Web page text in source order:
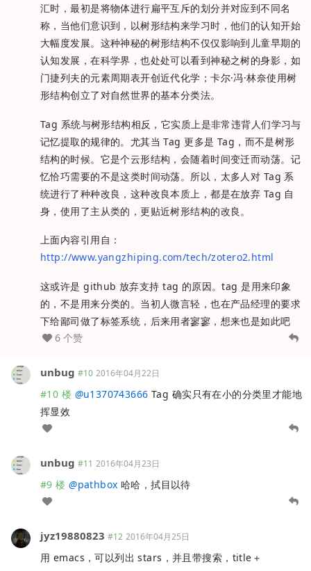
汇时，最初是将物体进行扁平互斥的划分并对应到不同名
称，当他们意识到，以树形结构来学习时，他们的认知开始
大幅度发展。这种神秘的树形结构不仅仅影响到儿童早期的
认知发展，在科学界，也处处可以看到神秘之树的身影，如
门捷列夫的元素周期表开创近代化学；卡尔·冯·林奈使用树
形结构创立了对自然世界的基本分类法。
Tag 系统与树形结构相反，它实质上是非常违背人们学习与
记忆提取的规律的。尤其当 Tag 更多是 Tag，而不是树形
结构的时候。它是个云形结构，会随着时间变迁而动荡。记
忆恰巧需要的不是这类时间动荡。所以，太多人对 Tag 系
统进行了种种改良，这种改良本质上，都是在放弃 Tag 自
身，使用了主从类的，更贴近树形结构的改良。
上面内容引用自：
http://www.yangzhiping.com/tech/zotero2.html
这或许是 github 放弃支持 tag 的原因。tag 是用来印象
的，不是用来分类的。当初人微言轻，也在产品经理的要求
下给鄙司做了标签系统，后来用者寥寥，想来也是如此吧
6 个赞
unbug #10 2016年04月22日
#10 楼 @u1370743666 Tag 确实只有在小的分类里才能地
挥显效
unbug #11 2016年04月23日
#9 楼 @pathbox 哈哈，拭目以待
jyz19880823 #12 2016年04月25日
用 emacs，可以列出 stars，并且带搜索，title＋